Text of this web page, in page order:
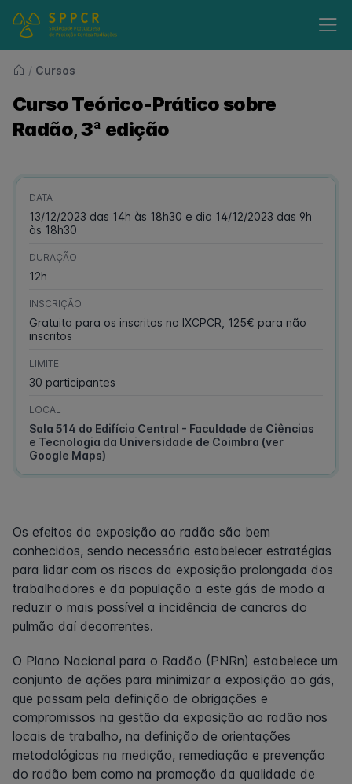
/ Cursos
Curso Teórico-Prático sobre
Radão, 3ª edição
DATA
13/12/2023 das 14h às 18h30 e dia 14/12/2023 das 9h
às 18h30
DURAÇÃO
12h
INSCRIÇÃO
Gratuita para os inscritos no IXCPCR, 125€ para não
inscritos
LIMITE
30 participantes
LOCAL
Sala 514 do Edifício Central - Faculdade de Ciências
e Tecnologia da Universidade de Coimbra (ver
Google Maps)
Os efeitos da exposição ao radão são bem
conhecidos, sendo necessário estabelecer estratégias
para lidar com os riscos da exposição prolongada dos
trabalhadores e da população a este gás de modo a
reduzir o mais possível a incidência de cancros do
pulmão daí decorrentes.
O Plano Nacional para o Radão (PNRn) estabelece um
conjunto de ações para minimizar a exposição ao gás,
que passam pela definição de obrigações e
compromissos na gestão da exposição ao radão nos
locais de trabalho, na definição de orientações
metodológicas na medição, remediação e prevenção
do radão bem como na promoção da qualidade de